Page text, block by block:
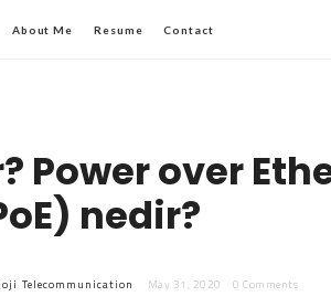
About Me Resume Contact
Power over
nedir?
Telecommunication May 31, 2020 0 Comments